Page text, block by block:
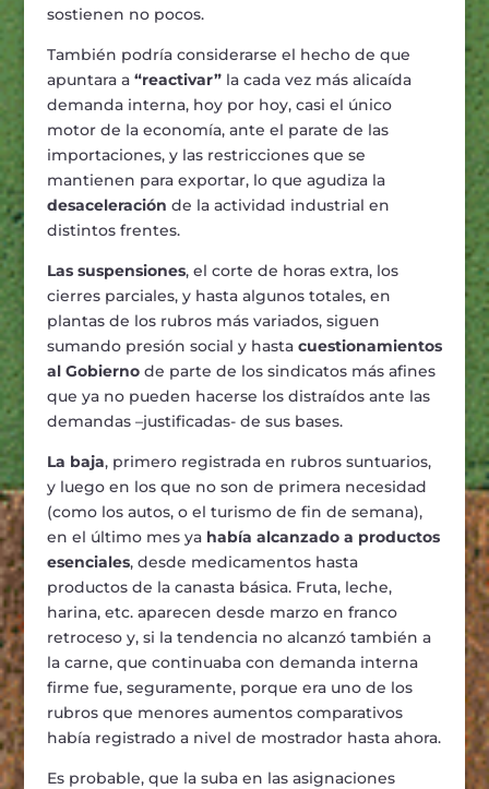
sostienen no pocos.
También podría considerarse el hecho de que
apuntara a “reactivar”la cada vez más alicaída
demanda interna, hoy por hoy, casi el único
motor de la economía, ante el parate de las
importaciones, y las restricciones que se
mantienen para exportar, lo que agudiza la
desaceleración de la actividad industrial en
distintos frentes.
Las suspensiones, el corte de horas extra, los
cierres parciales, y hasta algunos totales, en
plantas de los rubros más variados, siguen
sumando presión social y hasta cuestionamientos
al Gobiernode parte de los sindicatos más afines
que ya no pueden hacerse los distraídos ante las
demandas –justificadas- de sus bases.
La baja, primero registrada en rubros suntuarios,
y luego en los que no son de primera necesidad
(como los autos, o el turismo de fin de semana),
en el último mes ya había alcanzado a productos
esenciales, desde medicamentos hasta
productos de la canasta básica. Fruta, leche,
harina, etc. aparecen desde marzo en franco
retroceso y, si la tendencia no alcanzó también a
la carne, que continuaba con demanda interna
firme fue, seguramente, porque era uno de los
rubros que menores aumentos comparativos
había registrado a nivel de mostrador hasta ahora.
Es probable, que la suba en las asignaciones